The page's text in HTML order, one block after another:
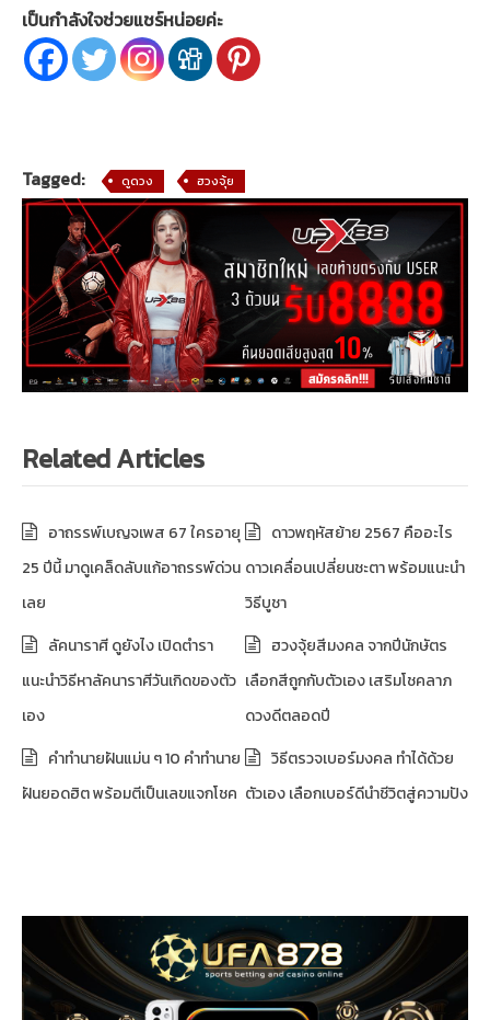
เป็นกำลังใจช่วยแชร์หน่อยค่ะ
Tagged: ดูดวง ฮวงจุ้ย
Related Articles
อาถรรพ์เบญจเพส 67 ใครอายุ
25 ปีนี้ มาดูเคล็ดลับแก้อาถรรพ์ด่วน
เลย
ดาวพฤหัสย้าย 2567 คืออะไร
ดาวเคลื่อนเปลี่ยนชะตา พร้อมแนะนำ
วิธีบูชา
ลัคนาราศี ดูยังไง เปิดตำรา
แนะนำวิธีหาลัคนาราศีวันเกิดของตัว
เอง
ฮวงจุ้ยสีมงคล จากปีนักษัตร
เลือกสีถูกกับตัวเอง เสริมโชคลาภ
ดวงดีตลอดปี
คำทำนายฝันแม่น ๆ 10 คำทำนาย
ฝันยอดฮิต พร้อมตีเป็นเลขแจกโชค
วิธีตรวจเบอร์มงคล ทำได้ด้วย
ตัวเอง เลือกเบอร์ดีนำชีวิตสู่ความปัง